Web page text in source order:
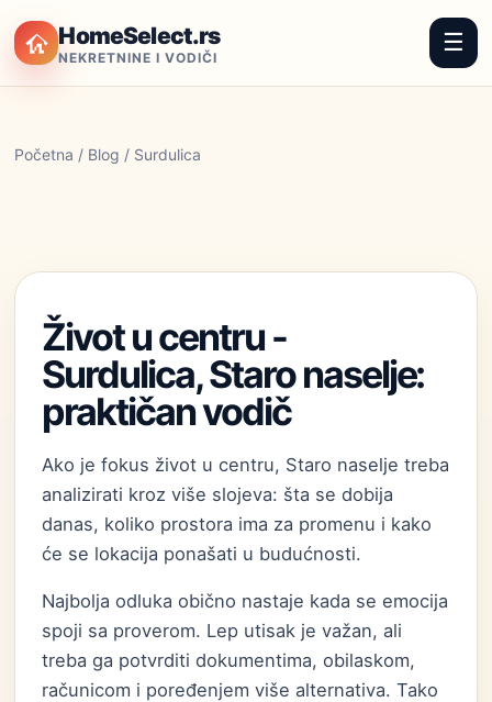
HomeSelect.rs
NEKRETNINE I VODIČI
☰
Početna / Blog / Surdulica
Život u centru -
Surdulica, Staro naselje:
praktičan vodič
Ako je fokus život u centru, Staro naselje treba
analizirati kroz više slojeva: šta se dobija
danas, koliko prostora ima za promenu i kako
će se lokacija ponašati u budućnosti.
Najbolja odluka obično nastaje kada se emocija
spoji sa proverom. Lep utisak je važan, ali
treba ga potvrditi dokumentima, obilaskom,
računicom i poređenjem više alternativa. Tako